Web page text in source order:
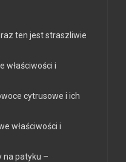
ten jest straszliwie
właściwości i
cytrusowe i ich
właściwości i
na patyku –